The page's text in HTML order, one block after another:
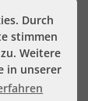
Durch
stimmen
Weitere
in unserer